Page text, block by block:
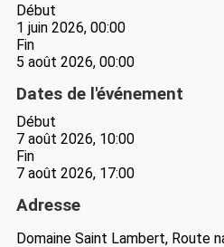
Début
1 juin 2026, 00:00
Fin
5 août 2026, 00:00
Dates de l'événement
Début
7 août 2026, 10:00
Fin
7 août 2026, 17:00
Adresse
Domaine Saint Lambert, Route